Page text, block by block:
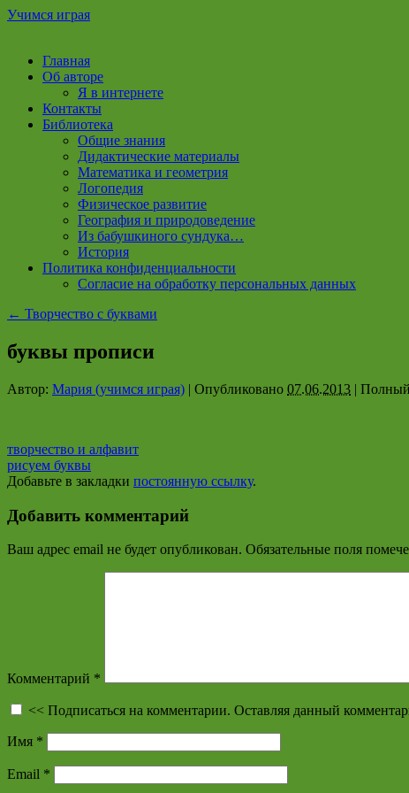
Учимся играя
Перейти
содержимому
Главная
Об авторе
Я в интернете
Контакты
Библиотека
Общие знания
Дидактические материалы
Математика и геометрия
Логопедия
Физическое развитие
География и природоведение
Из бабушкиного сундука…
История
Политика конфиденциальности
Согласие на обработку персональных данных
← Творчество с буквами
буквы прописи
Автор: Мария (учимся играя) | Опубликовано 07.06.2013 | Полный
творчество и алфавит
рисуем буквы
Добавьте в закладки постоянную ссылку.
Добавить комментарий
Ваш адрес email не будет опубликован. Обязательные поля
Комментарий *
<< Подписаться на комментарии. Оставляя данный
Имя *
Email *